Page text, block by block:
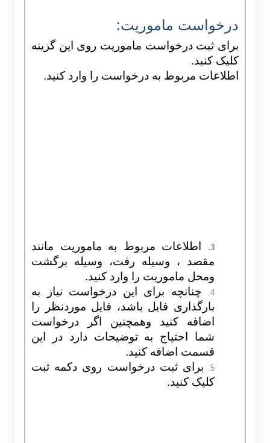
درخواست ماموریت:
برای ثبت درخواست ماموریت روی این گزینه
کلیک کنید.
اطلاعات مربوط به درخواست را وارد کنید.
3.
اطلاعات مربوط به ماموریت مانند
مقصد ، وسیله رفت، وسیله برگشت
ومحل ماموریت را وارد کنید.
4.
چنانچه برای این درخواست نیاز به
بارگذاری فایل باشد، فایل موردنظر را
اضافه کنید وهمچنین اگر درخواست
شما احتیاج به توضیحات دارد در این
قسمت اضافه کنید.
5.
برای ثبت درخواست روی دکمه ثبت
کلیک کنید.